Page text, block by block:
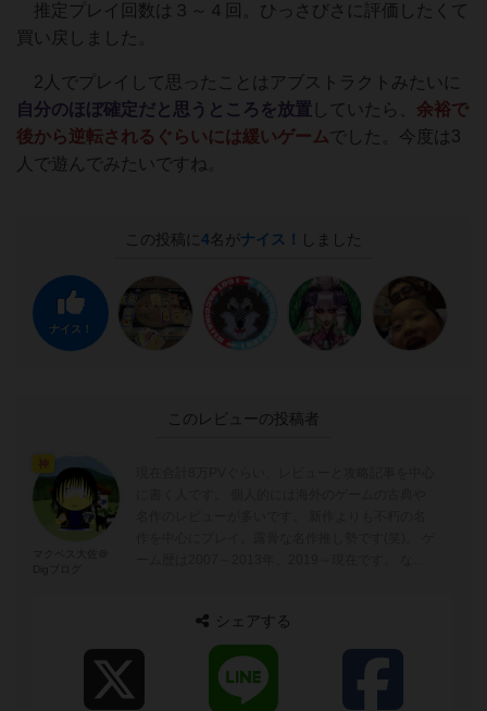
推定プレイ回数は３～４回。ひっさびさに評価したくて
買い戻しました。
2人でプレイして思ったことはアブストラクトみたいに
自分のほぼ確定だと思うところを放置 していたら、 余裕で
後から逆転されるぐらいには緩いゲームでした。今度は3
人で遊んでみたいですね。
この投稿に 4名がナイス！ しました
ナイス！
このレビューの投稿者
シェアする